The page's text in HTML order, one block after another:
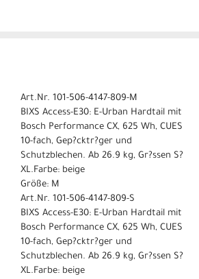
Art.Nr. 101-506-4147-809-M
BIXS Access-E30: E-Urban Hardtail mit
Bosch Performance CX, 625 Wh, CUES
10-fach, Gep?cktr?ger und
Schutzblechen. Ab 26.9 kg, Gr?ssen S?
XL.Farbe: beige
Größe: M
Art.Nr. 101-506-4147-809-S
BIXS Access-E30: E-Urban Hardtail mit
Bosch Performance CX, 625 Wh, CUES
10-fach, Gep?cktr?ger und
Schutzblechen. Ab 26.9 kg, Gr?ssen S?
XL.Farbe: beige